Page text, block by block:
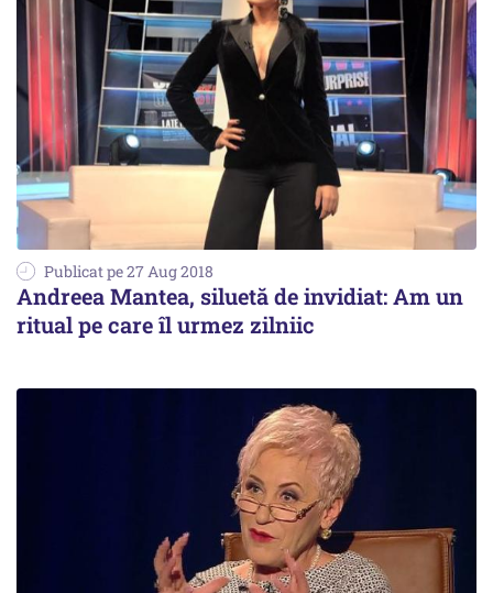
Publicat pe 27 Aug 2018
Andreea Mantea, siluetă de invidiat: Am un
ritual pe care îl urmez zilniic